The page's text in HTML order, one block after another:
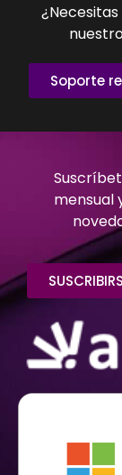
Soporte
mensual